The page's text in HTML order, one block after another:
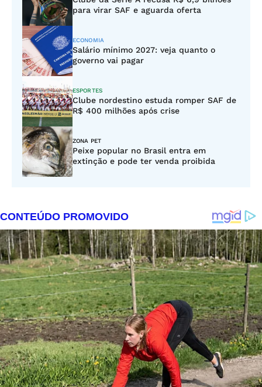
para virar SAF e aguarda oferta
ECONOMIA
Salário mínimo 2027: veja quanto o
governo vai pagar
ESPORTES
Clube nordestino estuda romper SAF de
R$ 400 milhões após crise
ZONA PET
Peixe popular no Brasil entra em
extinção e pode ter venda proibida